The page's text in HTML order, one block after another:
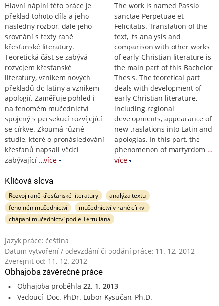
Hlavní náplní této práce je
překlad tohoto díla a jeho
následný rozbor, dále jeho
srovnání s texty raně
křesťanské literatury.
Teoretická část se zabývá
rozvojem křesťanské
literatury, vznikem nových
překladů do latiny a vznikem
apologií. Zaměřuje pohled i
na fenomém mučednictví
spojený s persekucí rozvíjející
se církve. Zkoumá různé
studie, které o pronásledování
křesťanů napsali vědci
zabývající …více
The work is named Passio
sanctae Perpetuae et
Felicitatis. Translation of the
text, its analysis and
comparison with other works
of early-Christian literature is
the main part of this Bachelor
Thesis. The teoretical part
deals with development of
early-Christian literature,
including regional
developments, appearance of
new traslations into Latin and
apologias. In this part, the
phenomenon of martyrdom …
více
Klíčová slova
Rozvoj raně křesťanské literatury
analýza textu
fenomén mučednictví
mučednictví v rané církvi
chápaní mučednictví podle Tertuliána
Jazyk práce: čeština
Datum vytvoření / odevzdání či podání práce: 11. 12. 2012
Zveřejnit od: 11. 12. 2012
Obhajoba závěrečné práce
Obhajoba proběhla 22. 1. 2013
Vedoucí: Doc. PhDr. Lubor Kysučan, Ph.D.